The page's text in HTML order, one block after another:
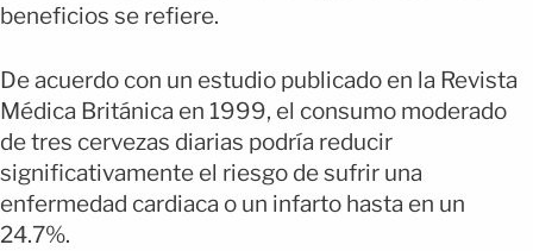
beneficios se refiere.
De acuerdo con un estudio publicado en la Revista
Médica Británica en 1999, el consumo moderado
de tres cervezas diarias podría reducir
significativamente el riesgo de sufrir una
enfermedad cardiaca o un infarto hasta en un
24.7%.